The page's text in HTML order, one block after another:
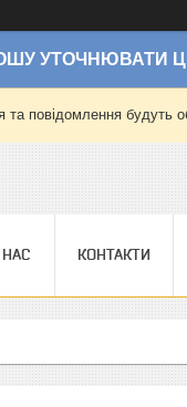
УТОЧНЮВАТИ
повідомлення будуть
КОНТАКТИ